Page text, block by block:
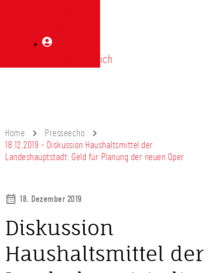
Mitgliederbereich
Home
Presseecho
18.12.2019 - Diskussion Haushaltsmittel der
Landeshauptstadt: Geld für Planung der neuen Oper
18. Dezember 2019
Diskussion
Haushaltsmittel der